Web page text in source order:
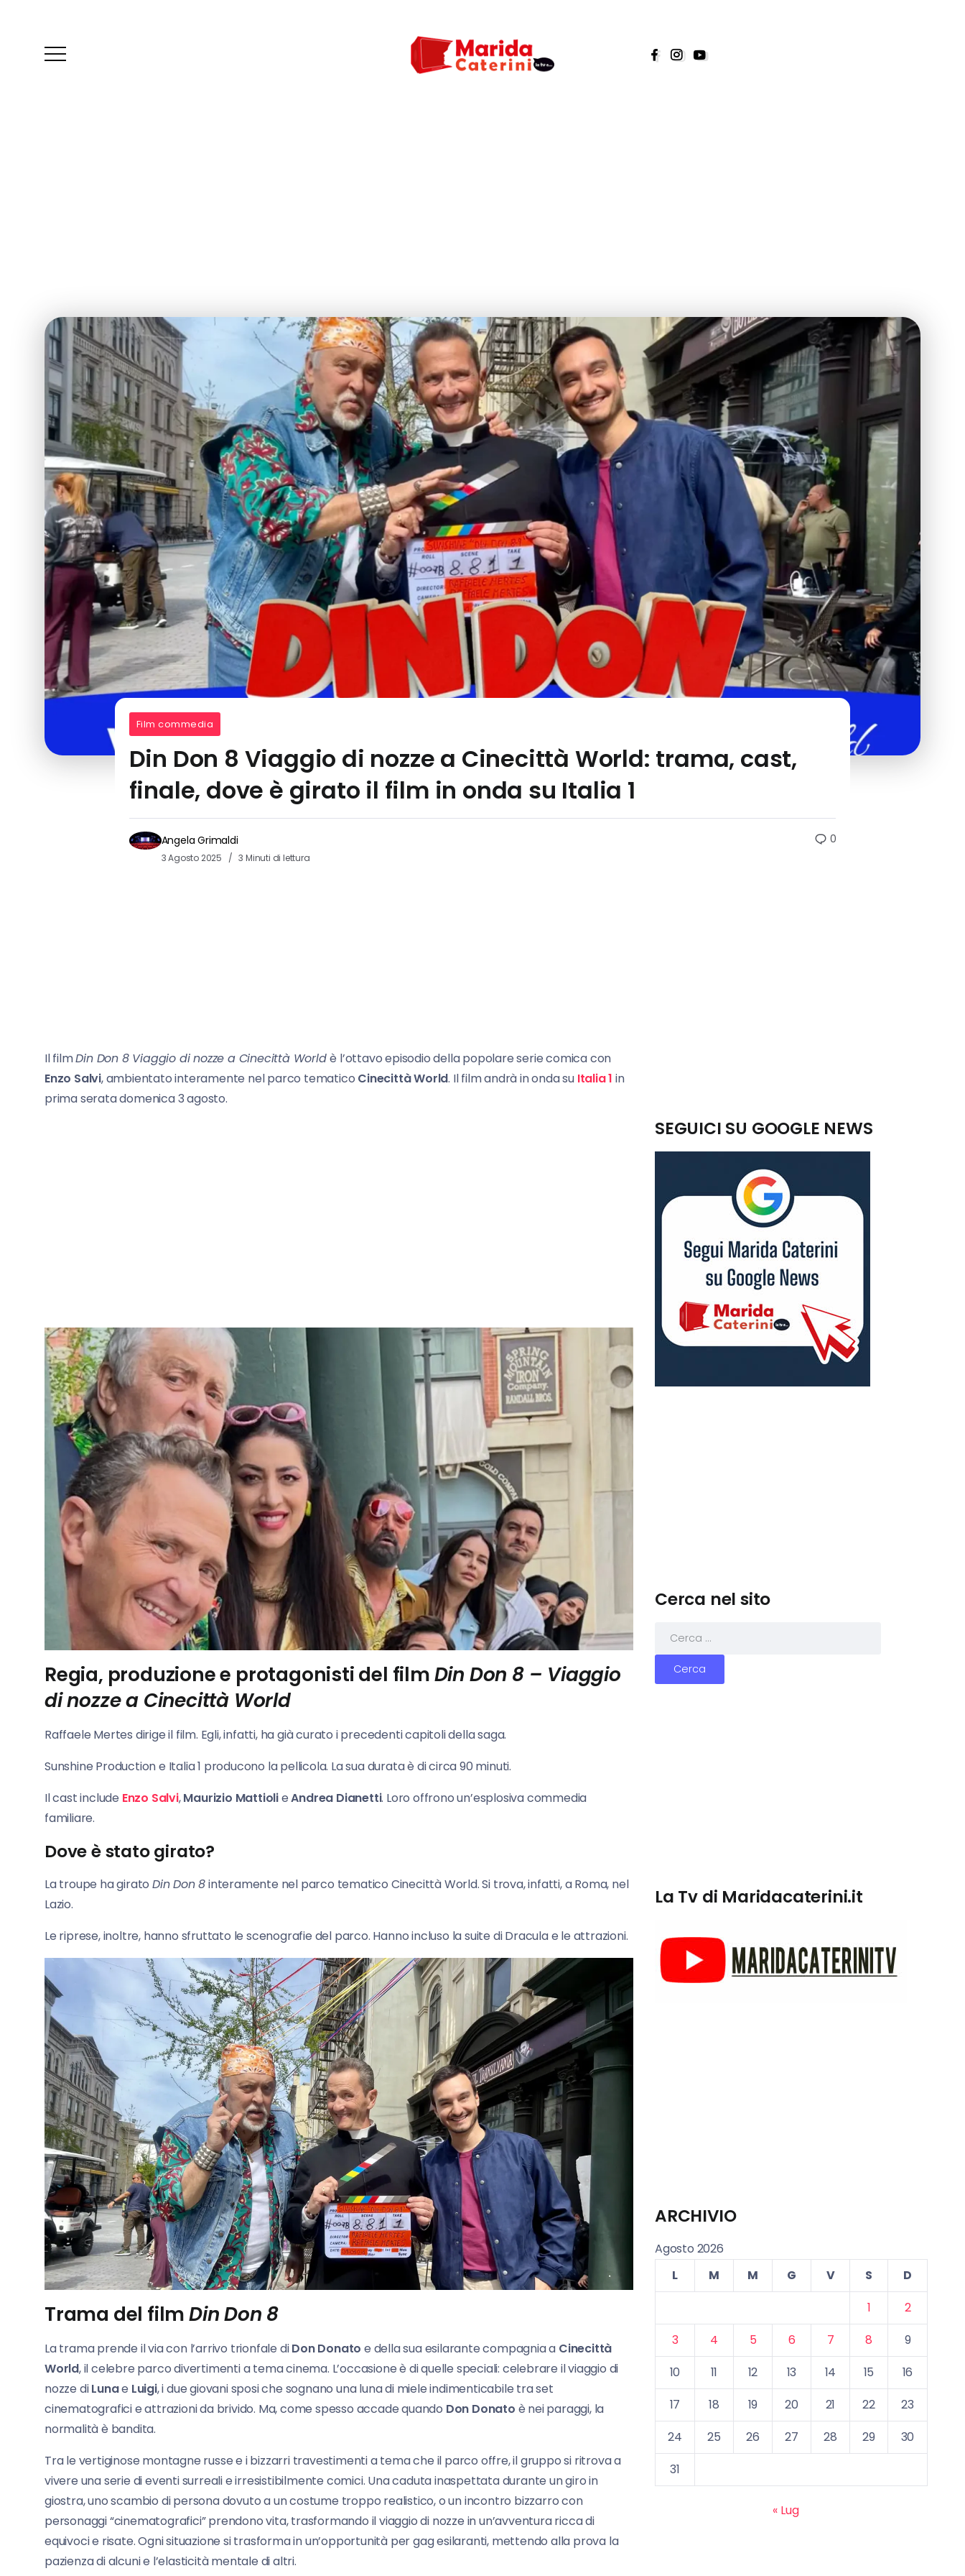
Film commedia
Din Don 8 Viaggio di nozze a Cinecittà World: trama, cast,
finale, dove è girato il film in onda su Italia 1
Angela Grimaldi
3 Agosto 2025 3 Minuti di lettura
0
Il filmDin Don 8 Viaggio di nozze a Cinecittà Worldè l’ottavo episodio della popolare serie comica con
Enzo Salvi, ambientato interamente nel parco tematico Cinecittà World. Il film andrà in onda su Italia 1 in
prima serata domenica 3 agosto.
Regia, produzione e protagonisti del filmDin Don 8 – Viaggio
di nozze a Cinecittà World
Raffaele Mertes dirige il film. Egli, infatti, ha già curato i precedenti capitoli della saga.
Sunshine Production e Italia 1 producono la pellicola. La sua durata è di circa 90 minuti.
Il cast include Enzo Salvi,Maurizio MattiolieAndrea Dianetti. Loro offrono un’esplosiva commedia
familiare.
Dove è stato girato?
La troupe ha girato Din Don 8interamente nel parco tematico Cinecittà World. Si trova, infatti, a Roma, nel
Lazio.
Le riprese, inoltre, hanno sfruttato le scenografie del parco. Hanno incluso la suite di Dracula e le attrazioni.
Trama del filmDin Don 8
La trama prende il via con l’arrivo trionfale diDon Donato e della sua esilarante compagnia a Cinecittà
World, il celebre parco divertimenti a tema cinema. L’occasione è di quelle speciali: celebrare il viaggio di
nozze diLunae Luigi, i due giovani sposi che sognano una luna di miele indimenticabile tra set
cinematografici e attrazioni da brivido. Ma, come spesso accade quando Don Donato è nei paraggi, la
normalità è bandita.
Tra le vertiginose montagne russe e i bizzarri travestimenti a tema che il parco offre, il gruppo si ritrova a
vivere una serie di eventi surreali e irresistibilmente comici. Una caduta inaspettata durante un giro in
giostra, uno scambio di persona dovuto a un costume troppo realistico, o un incontro bizzarro con
personaggi “cinematografici” prendono vita, trasformando il viaggio di nozze in un’avventura ricca di
equivoci e risate. Ogni situazione si trasforma in un’opportunità per gag esilaranti, mettendo alla prova la
pazienza di alcuni e l’elasticità mentale di altri.
SEGUICI SU GOOGLE NEWS
Cerca nel sito
La Tv di Maridacaterini.it
ARCHIVIO
Agosto 2026
L
M M G V S
D
1
2
3
4 5 6 7 8
9
10
11 12 13 14 15
16
17
18 19 20 21 22
23
24
25 26 27 28 29
30
31
« Lug